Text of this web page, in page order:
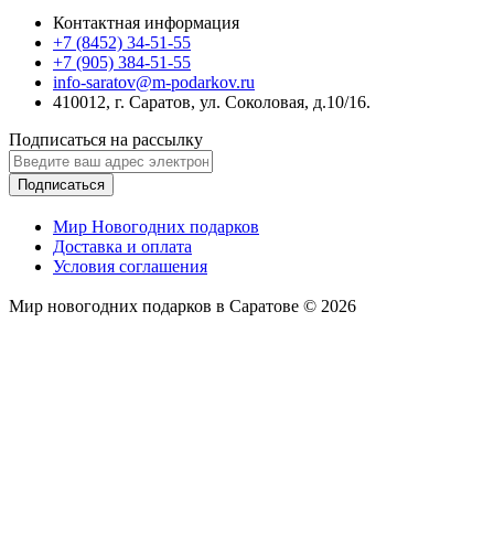
Контактная информация
+7 (8452) 34-51-55
+7 (905) 384-51-55
info-saratov@m-podarkov.ru
410012, г. Саратов, ул. Соколовая, д.10/16.
Подписаться на рассылку
Подписаться
Мир Новогодних подарков
Доставка и оплата
Условия соглашения
Мир новогодних подарков в Саратове © 2026